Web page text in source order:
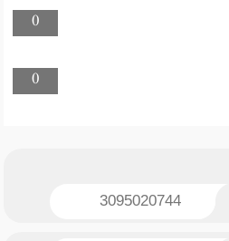
0
0
3095020744